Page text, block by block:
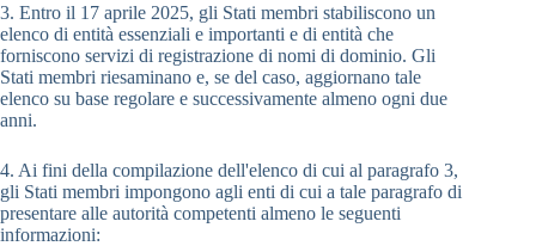
3. Entro il 17 aprile 2025, gli Stati membri stabiliscono un
elenco di entità essenziali e importanti e di entità che
forniscono servizi di registrazione di nomi di dominio. Gli
Stati membri riesaminano e, se del caso, aggiornano tale
elenco su base regolare e successivamente almeno ogni due
anni.
4. Ai fini della compilazione dell'elenco di cui al paragrafo 3,
gli Stati membri impongono agli enti di cui a tale paragrafo di
presentare alle autorità competenti almeno le seguenti
informazioni: